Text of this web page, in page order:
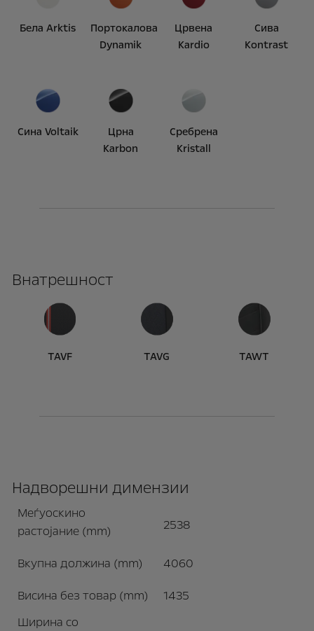
Бела Arktis
Портокалова
Dynamik
Црвена
Kardio
Сива
Kontrast
Сина Voltaik
Црна
Karbon
Сребрена
Kristall
Внатрешност
TAVF TAVG TAWT
Надворешни димензии
Меѓуоскино
растојание (mm)
2538
Вкупна должина (mm)
4060
Висина без товар (mm)
1435
Ширина со